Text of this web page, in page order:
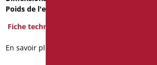
Poids de l'emballage
Fiche technique
En savoir plus